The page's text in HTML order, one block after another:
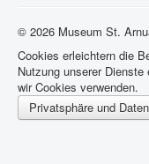
© 2026 Museum St.
Cookies erleichtern die
Nutzung unserer
wir Cookies verwenden.
Privatsphäre und